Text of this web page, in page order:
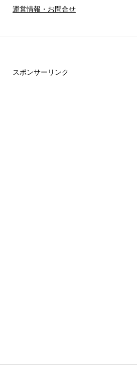
運営情報・お問合せ
スポンサーリンク